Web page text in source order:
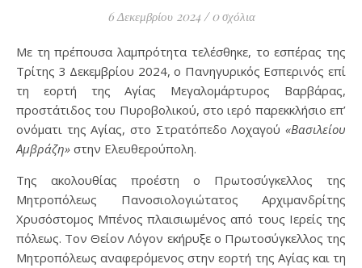
6 Δεκεμβρίου 2024 / 0 σχόλια
Με τη πρέπουσα λαμπρότητα τελέσθηκε, το εσπέρας της
Τρίτης 3 Δεκεμβρίου 2024, ο Πανηγυρικός Εσπερινός επί
τη εορτή της Αγίας Μεγαλομάρτυρος Βαρβάρας,
προστάτιδος του Πυροβολικού, στο ιερό παρεκκλήσιο επ’
ονόματι της Αγίας, στο Στρατόπεδο Λοχαγού «Βασιλείου
Αμβράζη» στην Ελευθερούπολη.
Της ακολουθίας προέστη ο Πρωτοσύγκελλος της
Μητροπόλεως Πανοσιολογιώτατος Αρχιμανδρίτης
Χρυσόστομος Μπένος πλαισιωμένος από τους Ιερείς της
πόλεως. Τον Θείον Λόγον εκήρυξε ο Πρωτοσύγκελλος της
Μητροπόλεως αναφερόμενος στην εορτή της Αγίας και τη